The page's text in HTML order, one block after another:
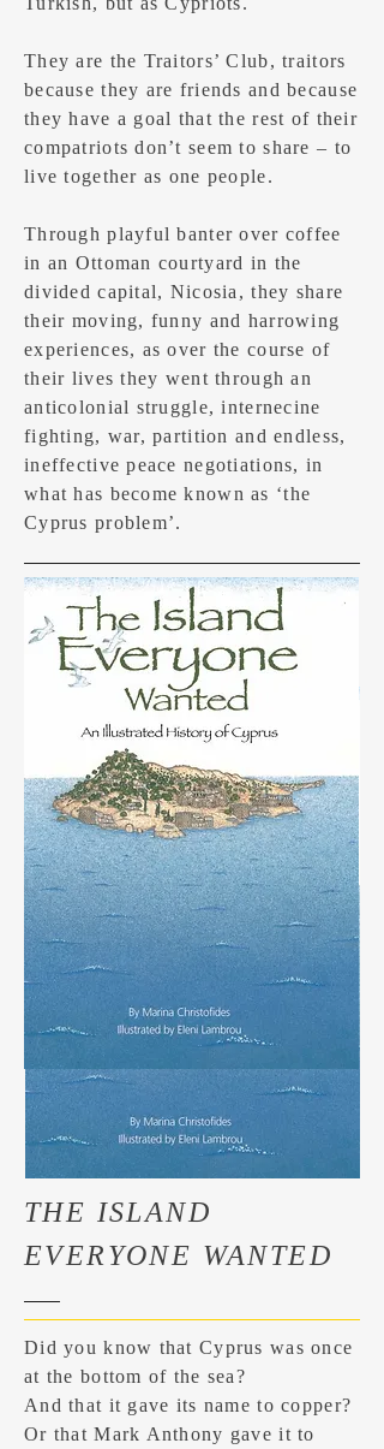
They are the Traitors’ Club, traitors
because they are friends and because
they have a goal that the rest of their
compatriots don’t seem to share – to
live together as one people.
Through playful banter over coffee
in an Ottoman courtyard in the
divided capital, Nicosia, they share
their moving, funny and harrowing
experiences, as over the course of
their lives they went through an
anticolonial struggle, internecine
fighting, war, partition and endless,
ineffective peace negotiations, in
what has become known as ‘the
Cyprus problem’.
THE ISLAND
EVERYONE WANTED
Did you know that Cyprus was once
at the bottom of the sea?
And that it gave its name to copper?
Or that Mark Anthony gave it to